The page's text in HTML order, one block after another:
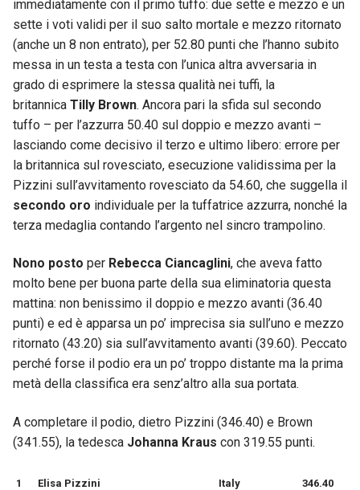
immediatamente con il primo tuffo: due sette e mezzo e un
sette i voti validi per il suo salto mortale e mezzo ritornato
(anche un 8 non entrato), per 52.80 punti che l’hanno subito
messa in un testa a testa con l’unica altra avversaria in
grado di esprimere la stessa qualità nei tuffi, la
britannica Tilly Brown. Ancora pari la sfida sul secondo
tuffo – per l’azzurra 50.40 sul doppio e mezzo avanti –
lasciando come decisivo il terzo e ultimo libero: errore per
la britannica sul rovesciato, esecuzione validissima per la
Pizzini sull’avvitamento rovesciato da 54.60, che suggella il
secondo oro individuale per la tuffatrice azzurra, nonché la
terza medaglia contando l’argento nel sincro trampolino.
Nono posto per Rebecca Ciancaglini, che aveva fatto
molto bene per buona parte della sua eliminatoria questa
mattina: non benissimo il doppio e mezzo avanti (36.40
punti) e ed è apparsa un po’ imprecisa sia sull’uno e mezzo
ritornato (43.20) sia sull’avvitamento avanti (39.60). Peccato
perché forse il podio era un po’ troppo distante ma la prima
metà della classifica era senz’altro alla sua portata.
A completare il podio, dietro Pizzini (346.40) e Brown
(341.55), la tedesca Johanna Kraus con 319.55 punti.
1 Elisa Pizzini Italy 346.40